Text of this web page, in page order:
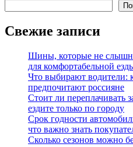
Свежие записи
Шины, которые не
для комфортабельной
Что выбирают водители:
предпочитают россияне
Стоит ли переплачивать
ездите только по городу
Срок годности
что важно знать
Сколько сезонов можно